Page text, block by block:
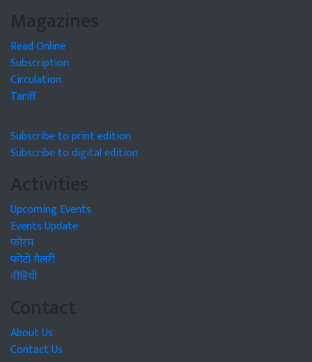
Magazines
Read Online
Subscription
Circulation
Tariff
Subscribe to print edition
Subscribe to digital edition
Activities
Upcoming Events
Events Update
फोरम
फोटो गैलरी
वीडियो
Contact
About Us
Contact Us